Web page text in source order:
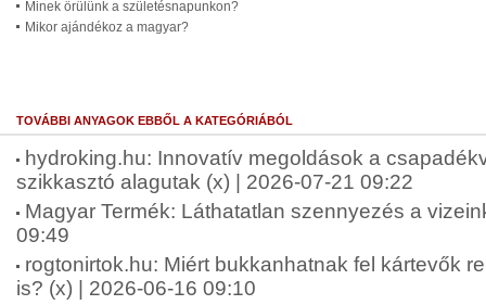
Minek örülünk a születésnapunkon?
Mikor ajándékoz a magyar?
TOVÁBBI ANYAGOK EBBŐL A KATEGÓRIÁBÓL
hydroking.hu: Innovatív megoldások a
szikkasztó alagutak (x) | 2026-07-21 09:22
Magyar Termék: Láthatatlan szennyezés a
09:49
rogtonirtok.hu: Miért bukkanhatnak fel kártevők
is? (x) | 2026-06-16 09:10